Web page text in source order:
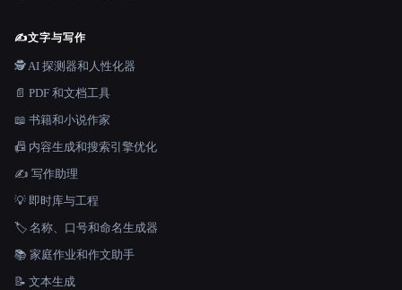
✍️文字与写作
🕵️ AI 探测器和人性化器
📄 PDF 和文档工具
📖 书籍和小说作家
📠 内容生成和搜索引擎优化
✍️ 写作助理
💡 即时库与工程
🏷️ 名称、口号和命名生成器
📚 家庭作业和作文助手
📝 文本生成